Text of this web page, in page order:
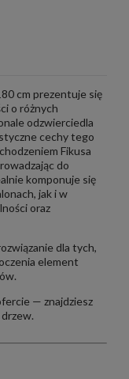
cm prezentuje się
o różnych
odzwierciedla
cechy tego
Fikusa
do
komponuje się
jak i w
oraz
dla tych,
element
— znajdziesz